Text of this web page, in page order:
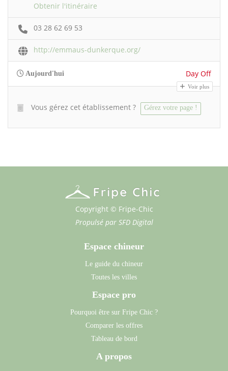
Obtenir l'itinéraire
03 28 62 69 53
http://emmaus-dunkerque.org/
Aujourd'hui Day Off
Voir plus
Vous gérez cet établissement ? Gérez votre page !
Copyright © Fripe-Chic
Propulsé par SFD Digital
Espace chineur
Le guide du chineur
Toutes les villes
Espace pro
Pourquoi être sur Fripe Chic ?
Comparer les offres
Tableau de bord
A propos